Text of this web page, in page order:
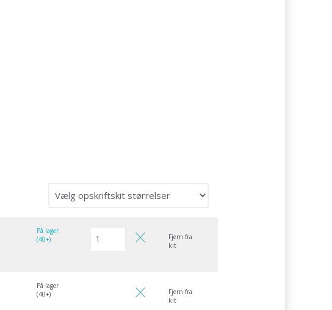
På lager
(40+)
Fjern fra
kit
På lager
(40+)
Fjern fra
kit